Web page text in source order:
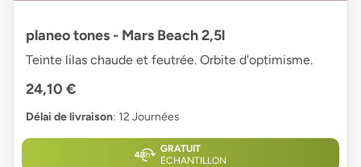
planeo tones - Mars Beach 2,5l
Teinte lilas chaude et feutrée. Orbite d'optimisme.
24,10 €
Délai de livraison: 12 Journées
GRATUIT
ÉCHANTILLON